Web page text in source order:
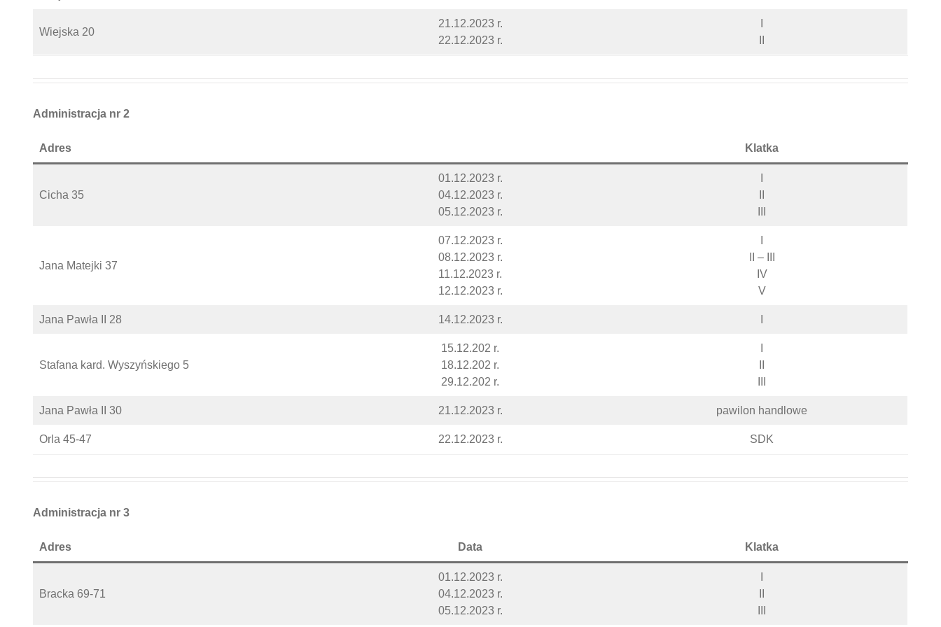
Wiejska 20
21.12.2023 r.
22.12.2023 r.
Administracja nr 2
Adres Klatka
Cicha 35
01.12.2023 r.
04.12.2023 r.
05.12.2023 r.
Jana Matejki 37
07.12.2023 r.
08.12.2023 r.
11.12.2023 r.
12.12.2023 r.
II – III
IV
V
Jana Pawła II 28 14.12.2023 r.
Stafana kard. Wyszyńskiego 5
15.12.202 r.
18.12.202 r.
29.12.202 r.
Jana Pawła II 30 21.12.2023 r. pawilon handlowe
Orla 45-47 22.12.2023 r. SDK
Administracja nr 3
Adres Data Klatka
Bracka 69-71
01.12.2023 r.
04.12.2023 r.
05.12.2023 r.